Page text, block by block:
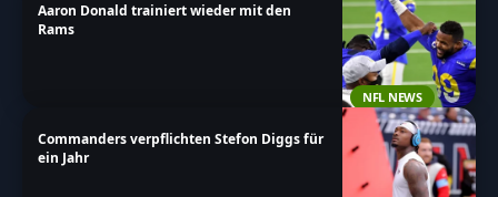
NFL NEWS
Aaron Donald trainiert wieder mit den
Rams
Commanders verpflichten Stefon Diggs für
ein Jahr